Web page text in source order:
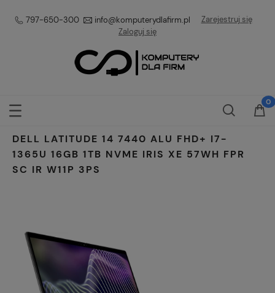
797-650-300 info@komputerydlafirm.pl
Zarejestruj się
Zaloguj się
DELL LATITUDE 14 7440 ALU FHD+ I7-
1365U 16GB 1TB NVME IRIS XE 57WH FPR
SC IR W11P 3PS